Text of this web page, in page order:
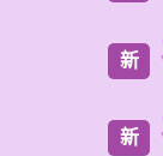
新
新